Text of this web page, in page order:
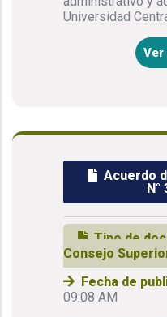
Universidad
Ver
Acuerdo
N°
Tipo de
Consejo
Fecha de
09:08 AM